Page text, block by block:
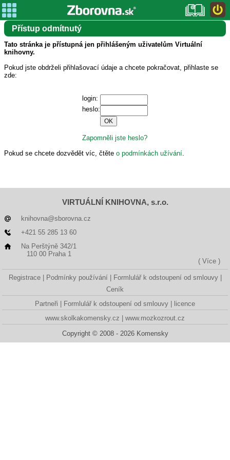
Přístup odmítnutý
Tato stránka je přístupná jen přihlášeným uživatelům Virtuální
knihovny.
Pokud jste obdrželi přihlašovací údaje a chcete pokračovat, přihlaste se
zde:
login:
heslo:
Zapomněli jste heslo?
Pokud se chcete dozvědět víc, čtěte o podmínkách užívání.
VIRTUÁLNÍ KNIHOVNA, s.r.o.
knihovna@sborovna.cz
+421 55 285 13 60
Na Perštýně 342/1
110 00 Praha 1
( Více )
Registrace Podmínky používání
Formlulář k odstoupení od smlouvy
Ceník
Partneři
Formlulář k odstoupení od smlouvy
licence
www.skolkakomensky.cz
www.mozkozrout.cz
Copyright © 2008 - 2026 Komensky